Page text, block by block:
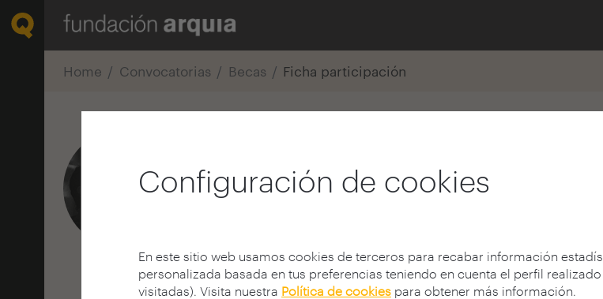
Configuración de cookies
En este sitio web usamos cookies de terceros para recabar información
personalizada basada en tus preferencias teniendo en cuenta el perfil
visitadas). Visita nuestra Política de cookies para obtener más información.
Home Convocatorias Becas Ficha participación
Arquitecto
E.T.S. A - Madrid - UPM